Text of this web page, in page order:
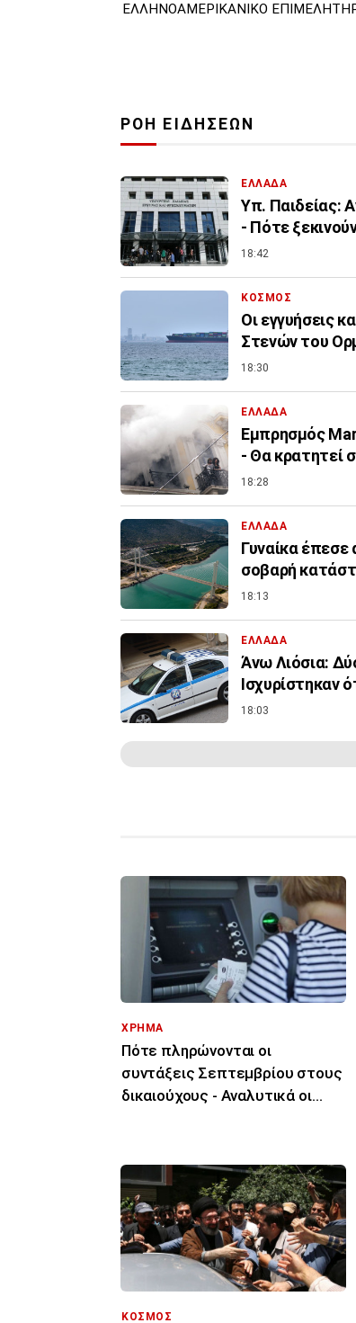
ΕΛΛΗΝΟΑΜΕΡΙΚΑΝΙΚΟ
ΡΟΗ ΕΙΔΗΣΕΩΝ
ΕΛΛΑΔΑ
Υπ. Παιδείας:
- Πότε
18:42
ΚΟΣΜΟΣ
Οι εγγυήσεις
Στενών του
18:30
ΕΛΛΑΔΑ
Εμπρησμός
- Θα κρατητεί
18:28
ΕΛΛΑΔΑ
Γυναίκα
σοβαρή
18:13
ΕΛΛΑΔΑ
Άνω Λιόσια:
Ισχυρίστηκαν
18:03
ΧΡΗΜΑ
Πότε πληρώνονται οι
συντάξεις Σεπτεμβρίου στους
δικαιούχους - Αναλυτικά οι
ΚΟΣΜΟΣ